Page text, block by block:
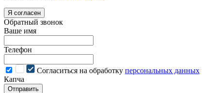
Я согласен
Обратный звонок
Ваше имя
Телефон
Cогласиться на обработку персональных данных
Капча
Отправить